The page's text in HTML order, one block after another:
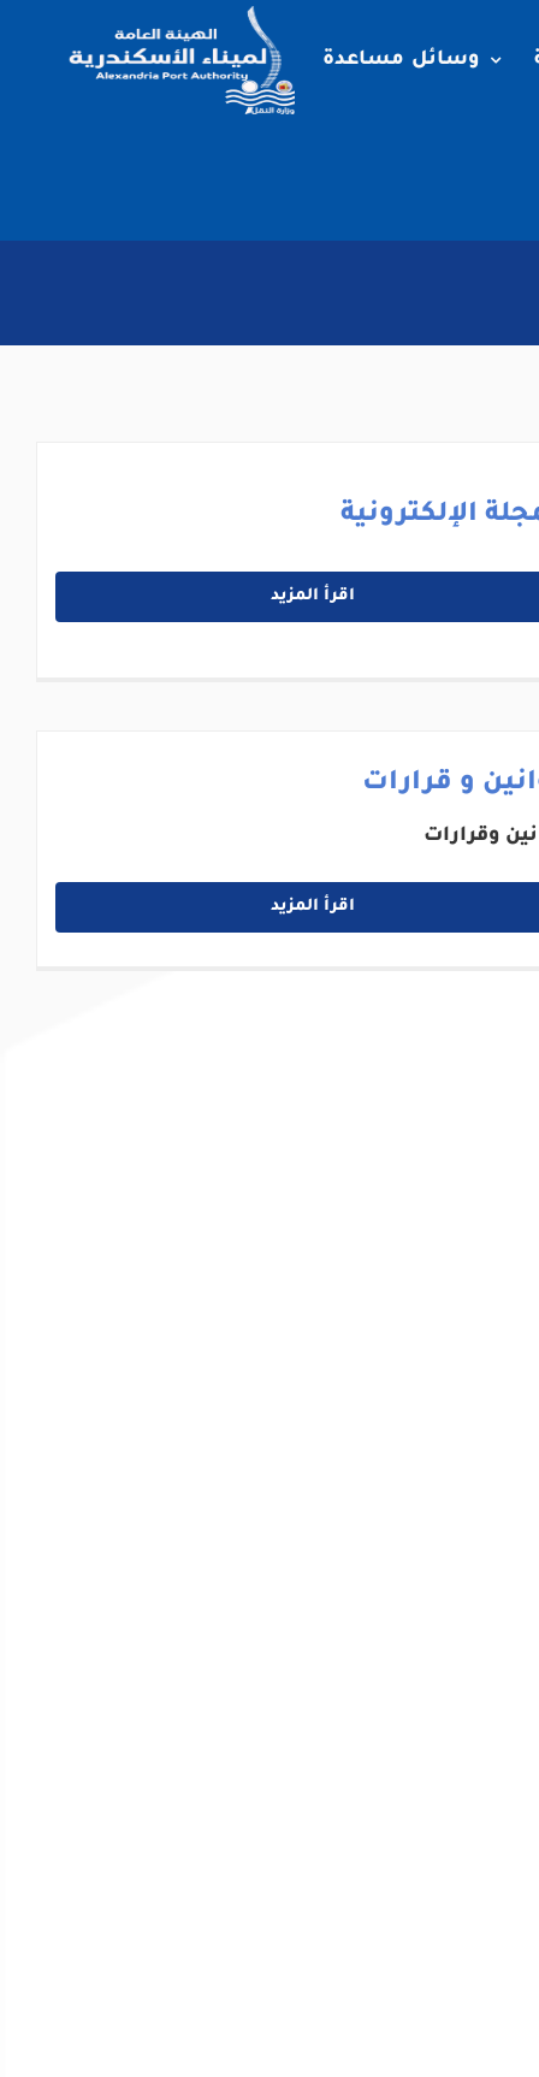
وسائل مساعدة
الإلكترونية
اقرأ المزيد
و قرارات
وقرارات
اقرأ المزيد